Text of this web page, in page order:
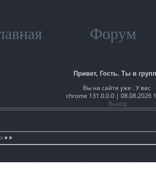
Форум
Привет, Гость. Ты в
Вы на сайте уже . У вас
chrome 131.0.0.0 | 08.08.2026
Выход
» »